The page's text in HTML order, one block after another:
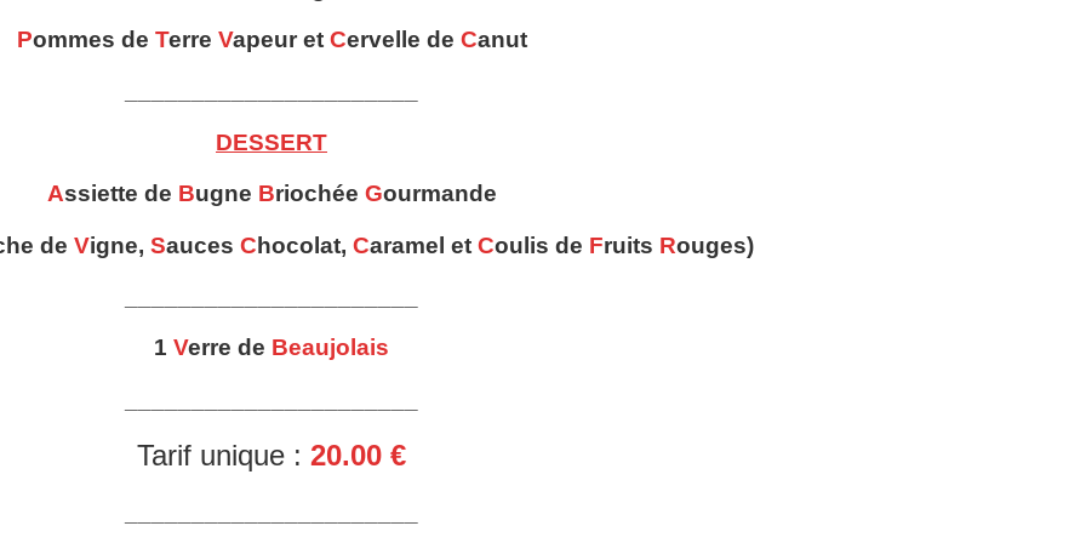
Pommes de Terre Vapeur et Cervelle de Canut
DESSERT
Assiette de Bugne Briochée Gourmande
de Vigne, Sauces Chocolat, Caramel et Coulis de Fruits Rouges)
1 Verre de Beaujolais
Tarif unique : 20.00 €